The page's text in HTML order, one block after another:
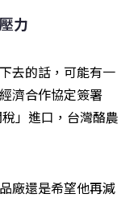
力
去的話，可能有一
濟合作協定簽署
」進口，台灣酪農
廠還是希望他再減